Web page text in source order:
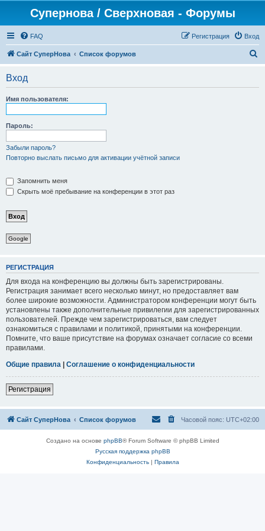
Супернова / Сверхновая - Форумы
FAQ Вход
Регистрация
Сайт СуперНова Список форумов
Вход
Имя пользователя:
Пароль:
Забыли пароль?
Повторно выслать письмо для активации учётной записи
Запомнить меня
Скрыть моё пребывание на конференции в этот раз
Google
РЕГИСТРАЦИЯ
Для входа на конференцию вы должны быть зарегистрированы.
Регистрация занимает всего несколько минут, но предоставляет вам
более широкие возможности. Администратором конференции могут быть
установлены также дополнительные привилегии для зарегистрированных
пользователей. Прежде чем зарегистрироваться, вам следует
ознакомиться с правилами и политикой, принятыми на конференции.
Помните, что ваше присутствие на форумах означает согласие со всеми
правилами.
Общие правила | Соглашение о конфиденциальности
Регистрация
Сайт СуперНова Список форумов Часовой пояс: UTC+02:00
Создано на основе phpBB® Forum Software © phpBB Limited
Русская поддержка phpBB
Конфиденциальность| Правила